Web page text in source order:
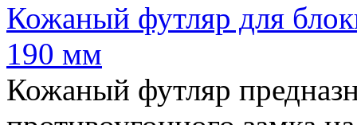
Кожаный футляр для
190 мм
Кожаный футляр